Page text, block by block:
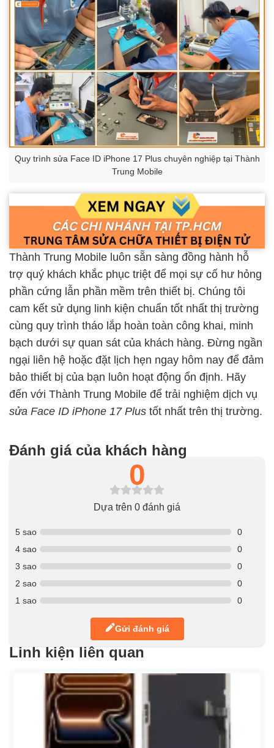
Quy trình sửa Face ID iPhone 17 Plus chuyên nghiệp tại Thành
Trung Mobile
Thành Trung Mobile luôn sẵn sàng đồng hành hỗ
trợ quý khách khắc phục triệt để mọi sự cố hư hỏng
phần cứng lẫn phần mềm trên thiết bị. Chúng tôi
cam kết sử dụng linh kiện chuẩn tốt nhất thị trường
cùng quy trình tháo lắp hoàn toàn công khai, minh
bạch dưới sự quan sát của khách hàng. Đừng ngần
ngại liên hệ hoặc đặt lịch hẹn ngay hôm nay để đảm
bảo thiết bị của bạn luôn hoạt động ổn định. Hãy
đến với Thành Trung Mobile để trải nghiệm dịch vụ
sửa Face ID iPhone 17 Plus tốt nhất trên thị trường.
Đánh giá của khách hàng
0
Dựa trên 0 đánh giá
5 sao
0
4 sao
0
3 sao
0
2 sao
0
1 sao
0
Gửi đánh giá
Linh kiện liên quan